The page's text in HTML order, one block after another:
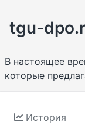
tgu-
В настоящее
которые
История